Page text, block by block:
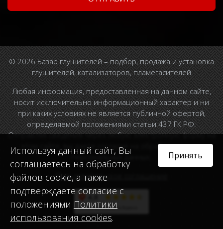
Используя данный сайт, Вы
соглашаетесь на обработку
файлов cookie, а также
подтверждаете согласие с
положениями Политики
использования cookies.
Принять
© 2026 Базар глушителей – подбор, продажа и установка
глушителей, катализаторов, пламегасителей
Любая информация, предоставленная на данном сайте,
носит исключительно информационный характер и ни
при каких условиях не является публичной офертой,
определяемой положениями статьи 437 ГК РФ.
Отправляя сведения через любую электронную форму на
этом сайте, вы даете согласие на обработку ваших
персональных данных.
Пользовательское соглашение